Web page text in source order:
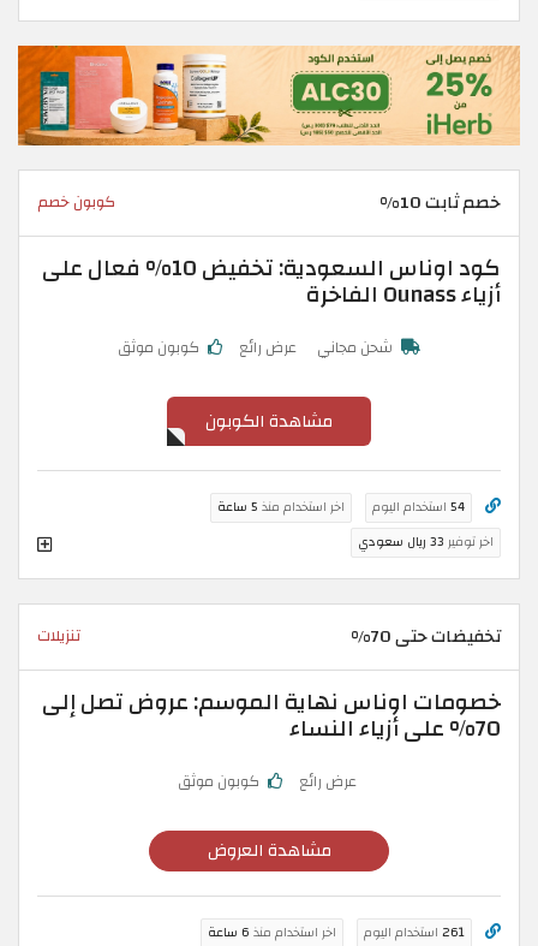
خصم ثابت 10% كوبون خصم
كود اوناس السعودية: تخفيض 10% فعال على
أزياء Ounass الفاخرة
شحن مجاني عرض رائع كوبون موثق
مشاهدة الكوبون
54 استخدام اليوم اخر استخدام منذ 5 ساعة
اخر توفير 33 ريال سعودي
تخفيضات حتى 70% تنزيلات
خصومات اوناس نهاية الموسم: عروض تصل إلى
70% على أزياء النساء
عرض رائع كوبون موثق
مشاهدة العروض
261 استخدام اليوم اخر استخدام منذ 6 ساعة